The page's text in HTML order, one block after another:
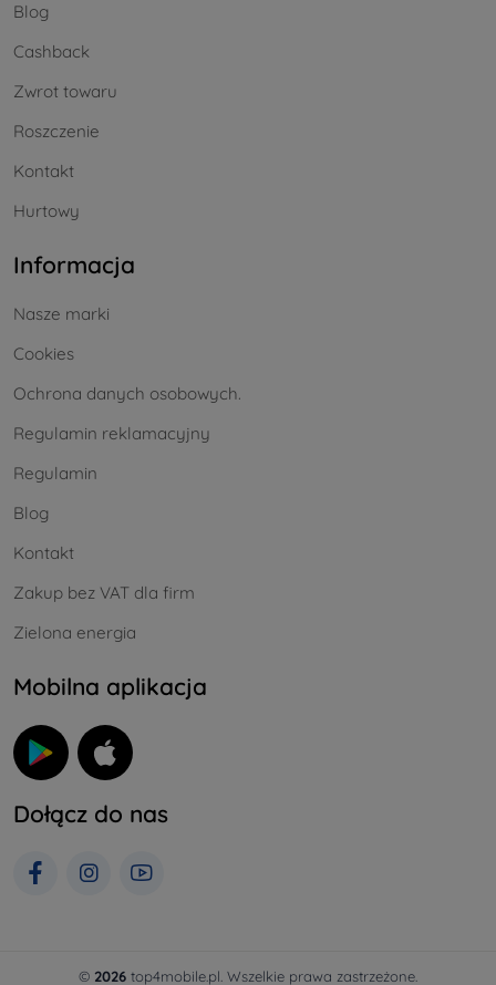
Blog
Cashback
Zwrot towaru
Roszczenie
Kontakt
Hurtowy
Informacja
Nasze marki
Cookies
Ochrona danych osobowych.
Regulamin reklamacyjny
Regulamin
Blog
Kontakt
Zakup bez VAT dla firm
Zielona energia
Mobilna aplikacja
Dołącz do nas
© 2026 top4mobile.pl. Wszelkie prawa zastrzeżone.